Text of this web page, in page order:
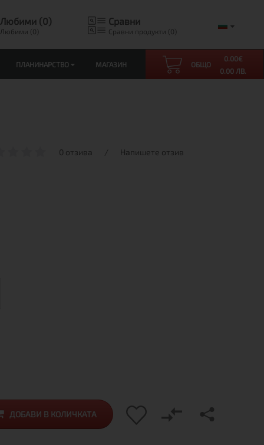
Любими (0)
Любими (0)
Сравни
Сравни продукти (0)
ПЛАНИНАРСТВО МАГАЗИН ОБЩО
0.00€
0.00 ЛВ.
0 отзива / Напишете отзив
ДОБАВИ В КОЛИЧКАТА